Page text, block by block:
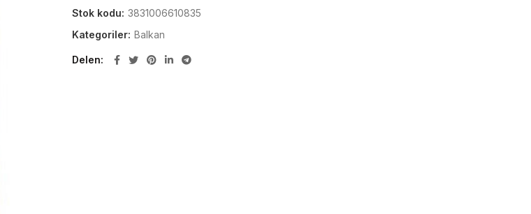
Stok kodu: 3831006610835
Kategoriler: Balkan
Delen